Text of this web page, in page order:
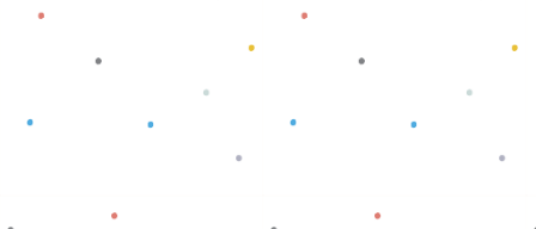
Baca selengkapnya